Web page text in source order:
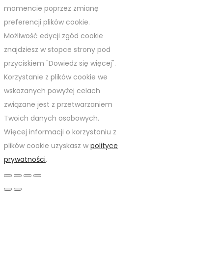
momencie poprzez zmianę
preferencji plików cookie.
Możliwość edycji zgód cookie
znajdziesz w stopce strony pod
przyciskiem "Dowiedz się więcej".
Korzystanie z plików cookie we
wskazanych powyżej celach
związane jest z przetwarzaniem
Twoich danych osobowych.
Więcej informacji o korzystaniu z
plików cookie uzyskasz w polityce
prywatności.